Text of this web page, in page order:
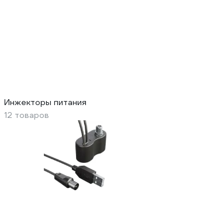
Инжекторы питания
12 товаров